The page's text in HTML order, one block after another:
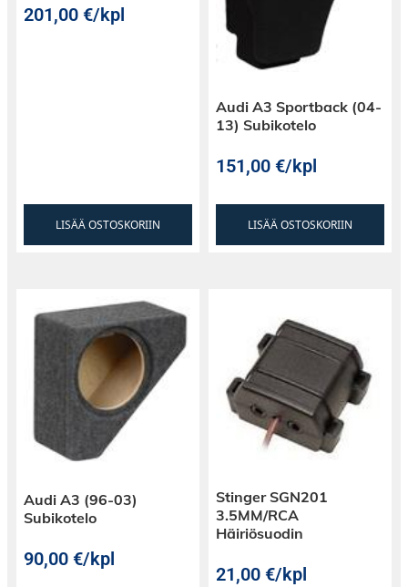
Erillissarjan jakosuotimet on integroitu
diskanttikaiuttimien johtoihin.
201,00€/kpl
LISÄÄ OSTOSKORIIN
Audi A3 Sportback (04-
13) Subikotelo
151,00€/kpl
LISÄÄ OSTOSKORIIN
Audi A3 (96-03)
Subikotelo
90,00€/kpl
Stinger SGN201
3.5MM/RCA
Häiriösuodin
21,00€/kpl